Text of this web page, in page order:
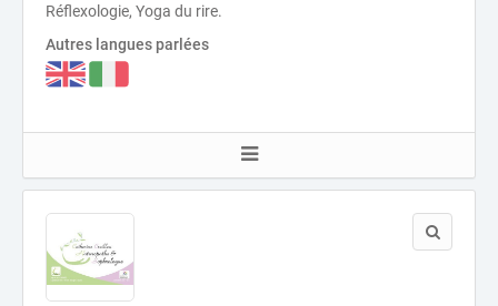
Réflexologie, Yoga du rire.
Autres langues parlées